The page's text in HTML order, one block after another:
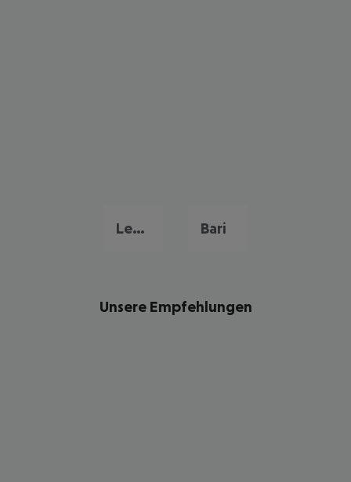
Lecce Bari
Unsere Empfehlungen